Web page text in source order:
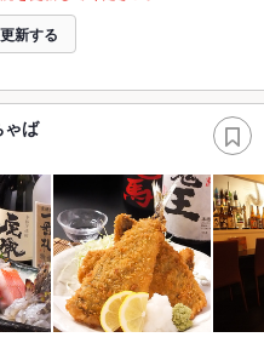
新する
ば